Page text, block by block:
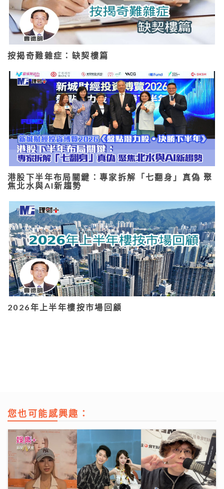
按揭奇難雜症：缺契樓篇
港股下半年布局關鍵：專家拆解「七翻身」真偽 聚
焦北水與AI新趨勢
2026年上半年樓按市場回顧
您也可能感興趣：